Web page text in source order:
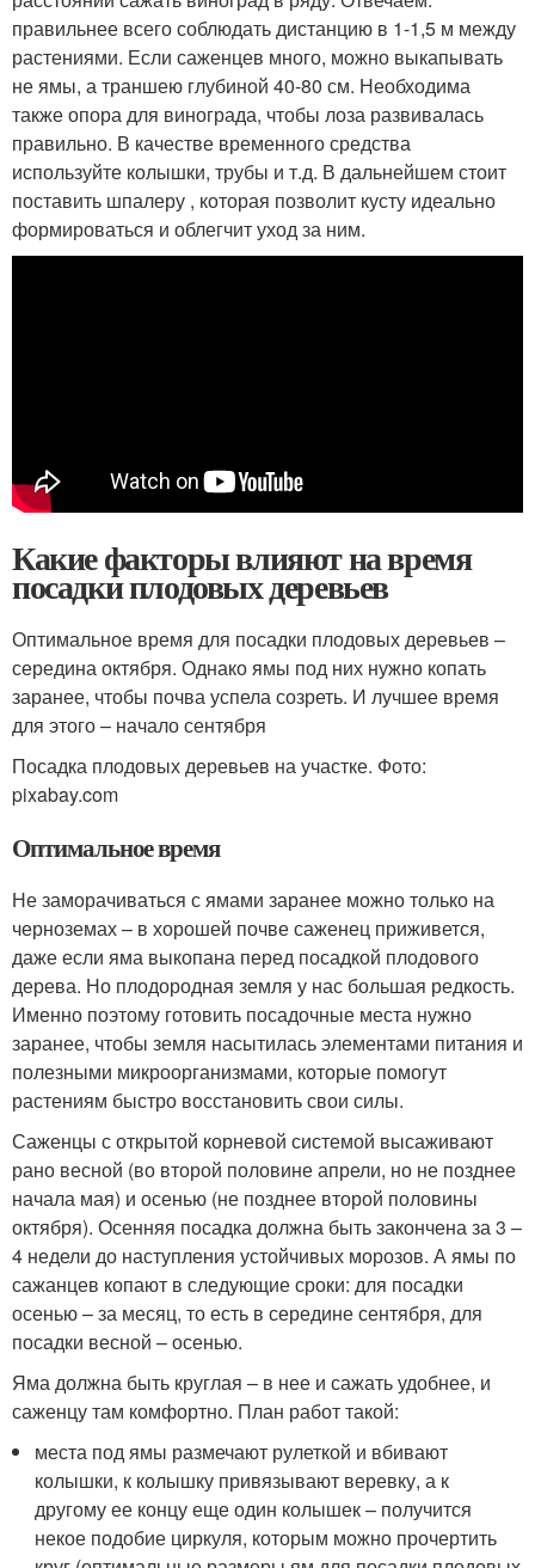
правильнее всего соблюдать дистанцию в 1-1,5 м между
растениями. Если саженцев много, можно выкапывать
не ямы, а траншею глубиной 40-80 см. Необходима
также опора для винограда, чтобы лоза развивалась
правильно. В качестве временного средства
используйте колышки, трубы и т.д. В дальнейшем стоит
поставить шпалеру , которая позволит кусту идеально
формироваться и облегчит уход за ним.
Какие факторы влияют на время
посадки плодовых деревьев
Оптимальное время для посадки плодовых деревьев –
середина октября. Однако ямы под них нужно копать
заранее, чтобы почва успела созреть. И лучшее время
для этого – начало сентября
Посадка плодовых деревьев на участке. Фото:
pixabay.com
Оптимальное время
Не заморачиваться с ямами заранее можно только на
черноземах – в хорошей почве саженец приживется,
даже если яма выкопана перед посадкой плодового
дерева. Но плодородная земля у нас большая редкость.
Именно поэтому готовить посадочные места нужно
заранее, чтобы земля насытилась элементами питания и
полезными микроорганизмами, которые помогут
растениям быстро восстановить свои силы.
Саженцы с открытой корневой системой высаживают
рано весной (во второй половине апрели, но не позднее
начала мая) и осенью (не позднее второй половины
октября). Осенняя посадка должна быть закончена за 3 –
4 недели до наступления устойчивых морозов. А ямы по
сажанцев копают в следующие сроки: для посадки
осенью – за месяц, то есть в середине сентября, для
посадки весной – осенью.
Яма должна быть круглая – в нее и сажать удобнее, и
саженцу там комфортно. План работ такой:
места под ямы размечают рулеткой и вбивают
колышки, к колышку привязывают веревку, а к
другому ее концу еще один колышек – получится
некое подобие циркуля, которым можно прочертить